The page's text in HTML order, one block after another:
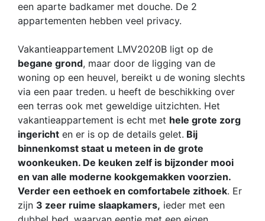
een aparte badkamer met douche. De 2
appartementen hebben veel privacy.
Vakantieappartement LMV2020B ligt op de
begane grond, maar door de ligging van de
woning op een heuvel, bereikt u de woning slechts
via een paar treden. u heeft de beschikking over
een terras ook met geweldige uitzichten. Het
vakantieappartement is echt met hele grote zorg
ingericht en er is op de details gelet. Bij
binnenkomst staat u meteen in de grote
woonkeuken. De keuken zelf is bijzonder mooi
en van alle moderne kookgemakken voorzien.
Verder een eethoek en comfortabele zithoek. Er
zijn 3 zeer ruime slaapkamers, ieder met een